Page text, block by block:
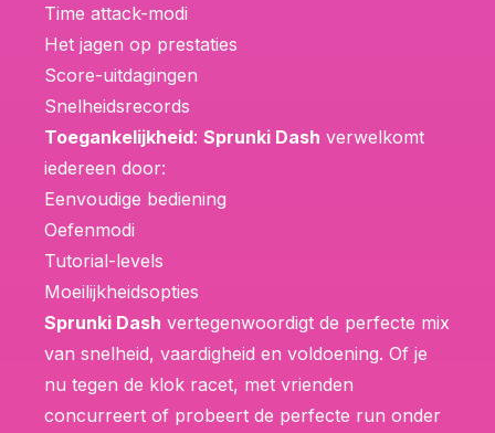
Time attack-modi
Het jagen op prestaties
Score-uitdagingen
Snelheidsrecords
Toegankelijkheid: Sprunki Dash verwelkomt
iedereen door:
Eenvoudige bediening
Oefenmodi
Tutorial-levels
Moeilijkheidsopties
Sprunki Dash vertegenwoordigt de perfecte mix
van snelheid, vaardigheid en voldoening. Of je
nu tegen de klok racet, met vrienden
concurreert of probeert de perfecte run onder